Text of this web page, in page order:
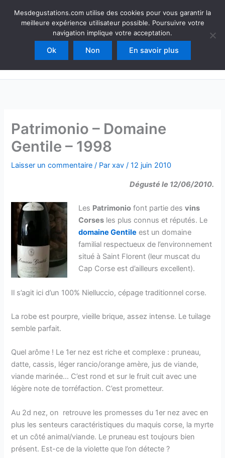
Mesdegustations
Dégustations, accords & autour du vin
Rechercher
Patrimonio – Domaine
Gentile – 1998
Laisser un commentaire / Parxav/12 juin 2010
Dégusté le 12/06/2010.
Les Patrimonio font partie desvins
Corses les plus connus et réputés. Le
domaine Gentile est un domaine
familial respectueux de l’environnement
situé à Saint Florent (leur muscat du
Cap Corse est d’ailleurs excellent).
Il s’agit ici d’un 100% Nielluccio, cépage traditionnel corse.
La robe est pourpre, vieille brique, assez intense. Le tuilage
semble parfait.
Quel arôme ! Le 1er nez est riche et complexe : pruneau,
datte, cassis, léger rancio/orange amère, jus de viande,
viande marinée… C’est rond et sur le fruit cuit avec une
légère note de torréfaction. C’est prometteur.
Au 2d nez, on retrouve les promesses du 1er nez avec en
plus les senteurs caractéristiques du maquis corse, la myrte
et un côté animal/viande. Le pruneau est toujours bien
présent. Est-ce de la violette que l’on détecte ?
Mesdegustations.com utilise des cookies pour vous garantir la
meilleure expérience utilisateur possible. Poursuivre votre
navigation implique votre acceptation.
Ok Non En savoir plus